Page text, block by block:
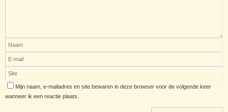
Mijn naam, e-mailadres en site bewaren in deze browser voor de volgende keer
wanneer ik een reactie plaats.